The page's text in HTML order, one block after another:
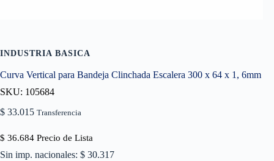
INDUSTRIA BASICA
Curva Vertical para Bandeja Clinchada Escalera 300 x 64 x 1, 6mm
SKU: 105684
$ 33.015 Transferencia
$ 36.684 Precio de Lista
Sin imp. nacionales: $ 30.317